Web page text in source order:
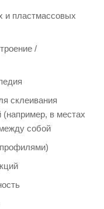
и пластмассовых
/
склеивания
в местах
собой